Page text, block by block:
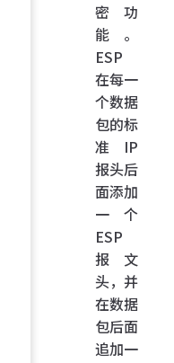
密功
能。
ESP
在每一
个数据
包的标
准 IP
报头后
面添加
一个
ESP
报文
头，并
在数据
包后面
追加一